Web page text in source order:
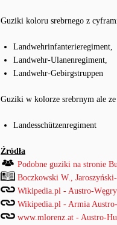
Guziki koloru srebrnego z
Landwehrinfanterieregiment,
Landwehr-Ulanenregiment,
Landwehr-Gebirgstruppen
Guziki w kolorze srebrnym ale
Landesschützenregiment
Źródła
Podobne guziki na stronie
Boczkowski W.,
Wikipedia.pl - Austro-Węgry
Wikipedia.pl - Armia
www.mlorenz.at - Austro-